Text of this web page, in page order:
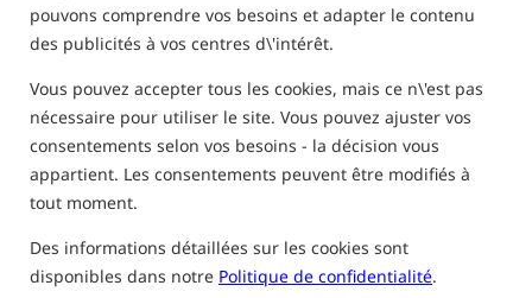
pouvons comprendre vos besoins et adapter le contenu
des publicités à vos centres d\'intérêt.
Vous pouvez accepter tous les cookies, mais ce n\'est pas
nécessaire pour utiliser le site. Vous pouvez ajuster vos
consentements selon vos besoins - la décision vous
appartient. Les consentements peuvent être modifiés à
tout moment.
Des informations détaillées sur les cookies sont
disponibles dans notre Politique de confidentialité.
FILTRE
DES PRODUITS GAMAKATSU
Offre spéciale 4,0